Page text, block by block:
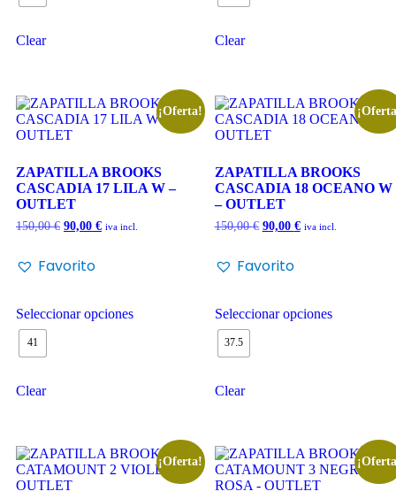
Clear Clear
¡Oferta!
ZAPATILLA BROOKS
CASCADIA 17 LILA W –
OUTLET
150,00€ 90,00 € iva incl.
Favorito
Seleccionar opciones
41
Clear
ZAPATILLA BROOKS
CASCADIA 18 OCEANO W
– OUTLET
150,00€ 90,00 € iva incl.
Favorito
Seleccionar opciones
37.5
Clear
¡Oferta!